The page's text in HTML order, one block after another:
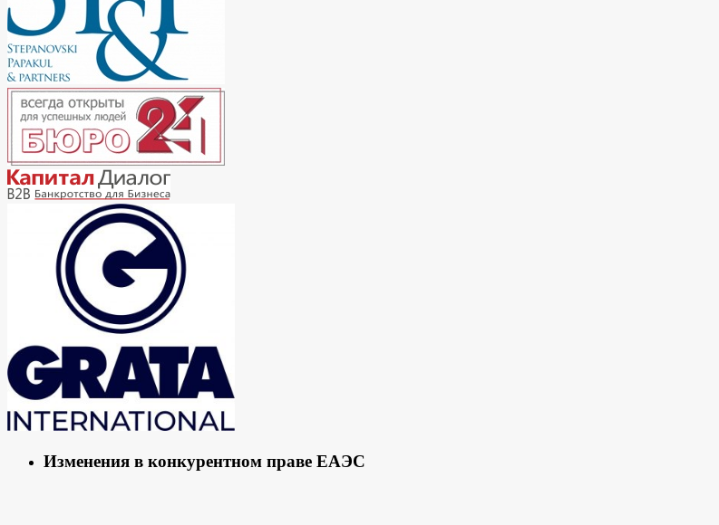
Изменения в конкурентном праве ЕАЭС